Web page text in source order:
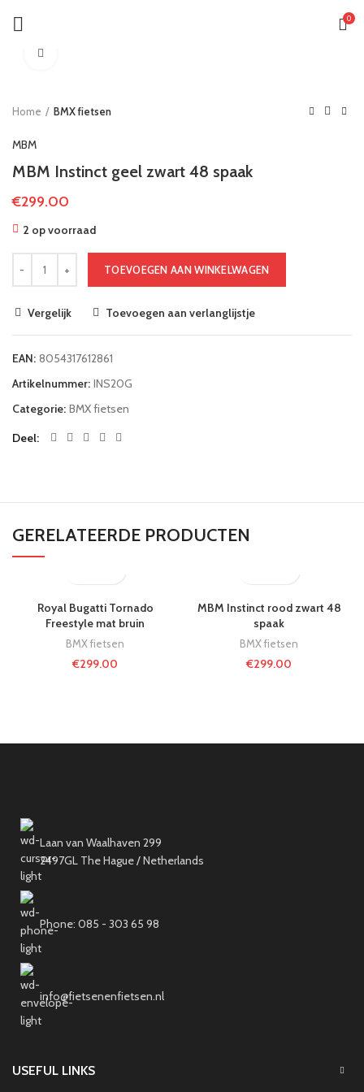
0
Home BMX fietsen
MBM
MBM Instinct geel zwart 48 spaak
€299.00
2 op voorraad
TOEVOEGEN AAN WINKELWAGEN
Vergelijk Toevoegen aan verlanglijstje
EAN: 8054317612861
Artikelnummer: INS20G
Categorie: BMX fietsen
Deel
GERELATEERDE PRODUCTEN
Royal Bugatti Tornado
Freestyle mat bruin
BMX fietsen
€299.00
MBM Instinct rood zwart 48
spaak
BMX fietsen
€299.00
Laan van Waalhaven 299
2497GL The Hague / Netherlands
Phone: 085 - 303 65 98
info@fietsenenfietsen.nl
USEFUL LINKS